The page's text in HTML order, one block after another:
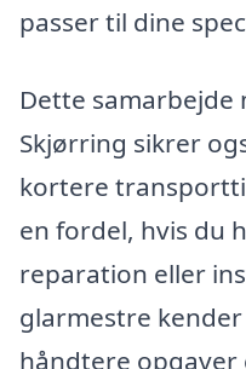
passer til dine
Dette samarbejde
Skjørring sikrer
kortere
en fordel, hvis du
reparation eller
glarmestre
håndtere